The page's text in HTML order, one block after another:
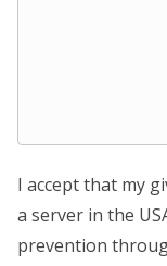
I accept that my
a server in the
prevention